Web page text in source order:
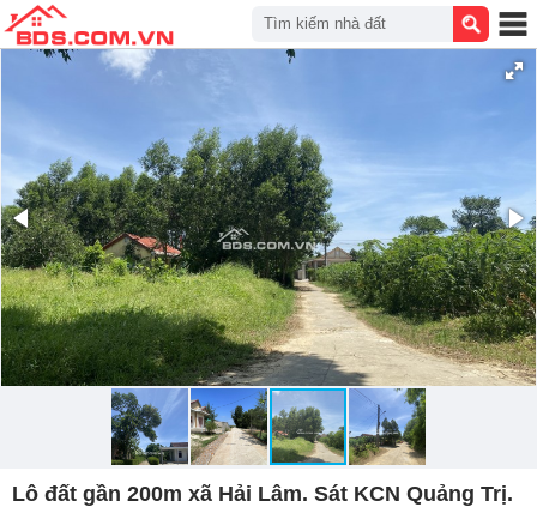
Lô đất gần 200m xã Hải Lâm. Sát KCN Quảng Trị.
Tìm kiếm nhà đất